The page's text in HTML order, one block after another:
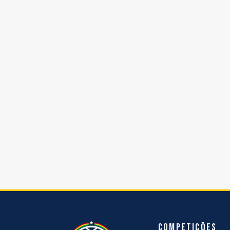
Competições